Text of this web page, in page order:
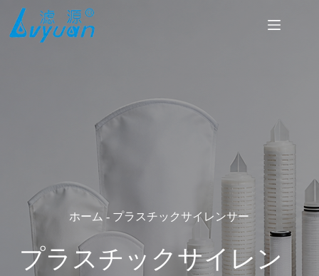
テ
ホーム - プラスチックサイレンサー
プラスチックサイレン